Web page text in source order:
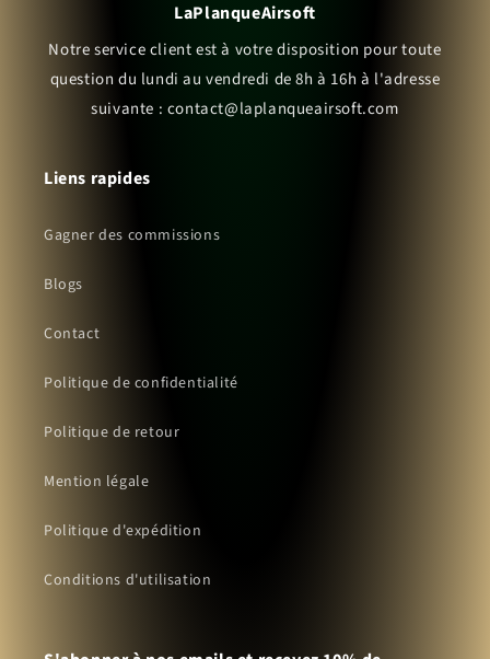
LaPlanqueAirsoft
Notre service client est à votre disposition pour toute
question du lundi au vendredi de 8h à 16h à l'adresse
suivante : contact@laplanqueairsoft.com
Liens rapides
Gagner des commissions
Blogs
Contact
Politique de confidentialité
Politique de retour
Mention légale
Politique d'expédition
Conditions d'utilisation